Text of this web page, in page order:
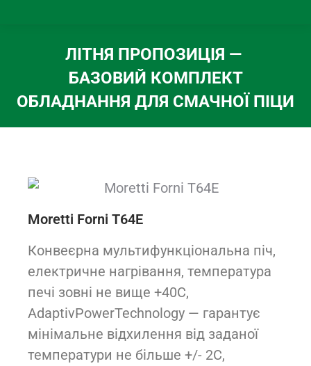
ЛІТНЯ ПРОПОЗИЦІЯ —
БАЗОВИЙ КОМПЛЕКТ
ОБЛАДНАННЯ ДЛЯ СМАЧНОЇ ПІЦИ
Вы здесь:
Moretti Forni T64E
Конвеєрна мультифункціональна піч,
електричне нагрівання, температура
печі зовні не вище +40С,
AdaptivPowerTechnology — гарантує
мінімальне відхилення від заданої
температури не більше +/- 2С,